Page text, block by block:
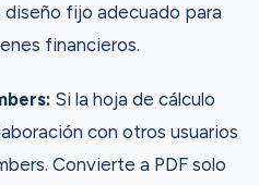
fijo adecuado para
financieros.
Si la hoja de cálculo
con otros usuarios
Convierte a PDF solo